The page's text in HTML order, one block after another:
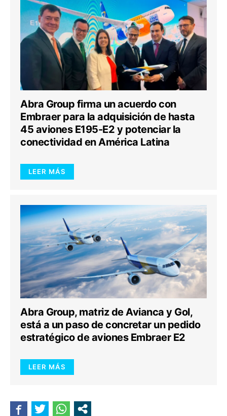
Abra Group firma un acuerdo con
Embraer para la adquisición de hasta
45 aviones E195-E2 y potenciar la
conectividad en América Latina
LEER MÁS
Abra Group, matriz de Avianca y Gol,
está a un paso de concretar un pedido
estratégico de aviones Embraer E2
LEER MÁS